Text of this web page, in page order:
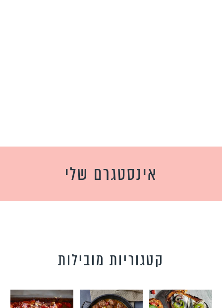
אינסטגרם שלי
קטגוריות מובילות